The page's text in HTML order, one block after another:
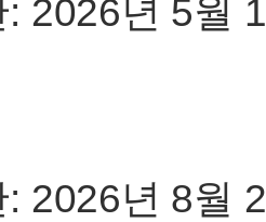
2026년 5월
2026년 8월